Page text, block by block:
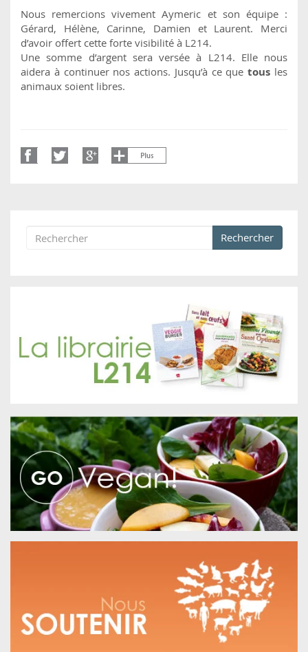
Nous remercions vivement Aymeric et son équipe :
Gérard, Hélène, Carinne, Damien et Laurent. Merci
d’avoir offert cette forte visibilité à L214.
Une somme d’argent sera versée à L214. Elle nous
aidera à continuer nos actions. Jusqu’à ce quetous les
animaux soient libres.
Formulaire de recherche
Rechercher